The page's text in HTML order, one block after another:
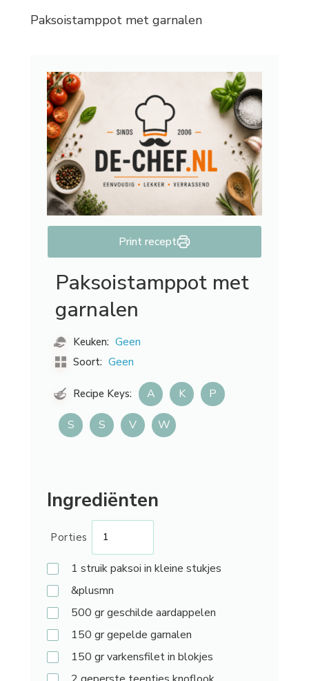
Paksoistamppot met garnalen
Print recept
Paksoistamppot met
garnalen
Keuken: Geen
Soort: Geen
Recipe Keys: A K P
S S V W
Ingrediënten
Porties
1 struik paksoi in kleine stukjes
&plusmn
500 gr geschilde aardappelen
150 gr gepelde garnalen
150 gr varkensfilet in blokjes